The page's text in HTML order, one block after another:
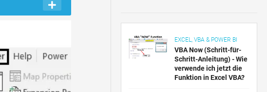
EXCEL, VBA & POWER BI
VBA Now (Schritt-für-
Schritt-Anleitung) - Wie
verwende ich jetzt die
Funktion in Excel VBA?